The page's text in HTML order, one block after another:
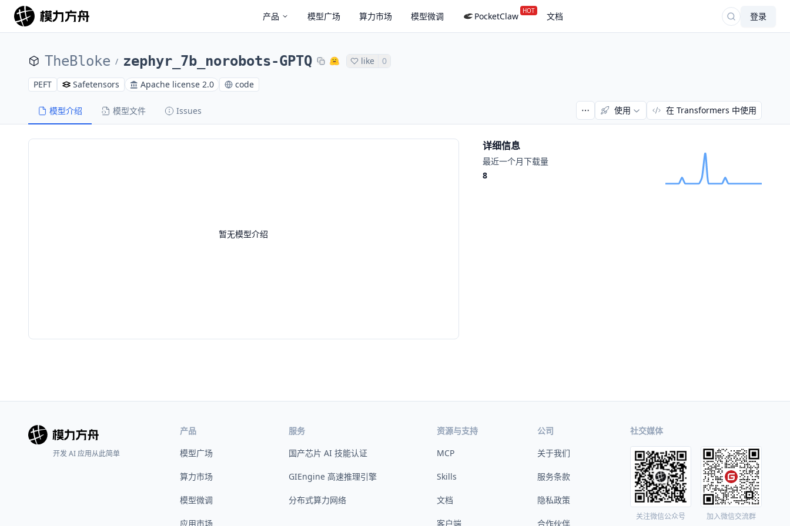
产品 模型广场 算力市场 模型微调 PocketClaw HOT 文档 登录
TheBloke / zephyr_7b_norobots-GPTQ like 0
PEFT Safetensors Apache license 2.0 code
模型介绍 模型文件 Issues 使用 在 Transformers 中使用
暂无模型介绍
详细信息
最近一个月下载量
8
开发 AI 应用从此简单
产品
模型广场
算力市场
模型微调
应用市场
服务
国产芯片 AI 技能认证
GIEngine 高速推理引擎
分布式算力网络
资源与支持
MCP
Skills
文档
客户端
公司
关于我们
服务条款
隐私政策
合作伙伴
社交媒体
关注微信公众号 加入微信交流群